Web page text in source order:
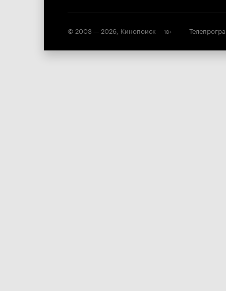
© 2003 — 2026, Кинопоиск 18+